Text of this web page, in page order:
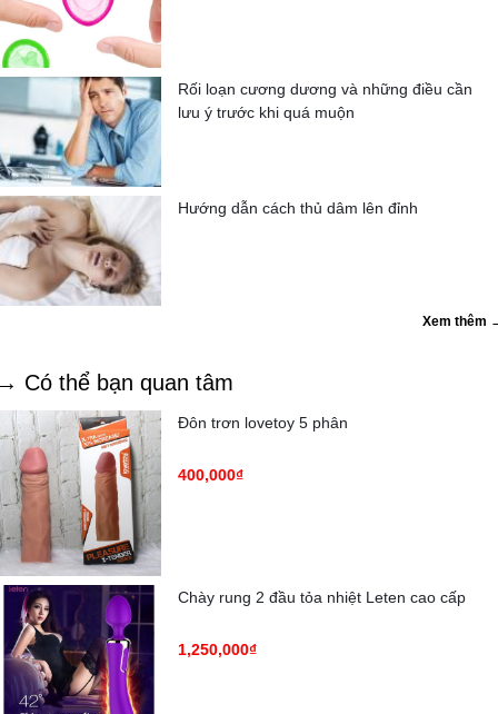
Rối loạn cương dương và những điều cần
lưu ý trước khi quá muộn
Hướng dẫn cách thủ dâm lên đỉnh
Xem thêm
Có thể bạn quan tâm
Đôn trơn lovetoy 5 phân
400,000₫
Chày rung 2 đầu tỏa nhiệt Leten cao cấp
1,250,000₫